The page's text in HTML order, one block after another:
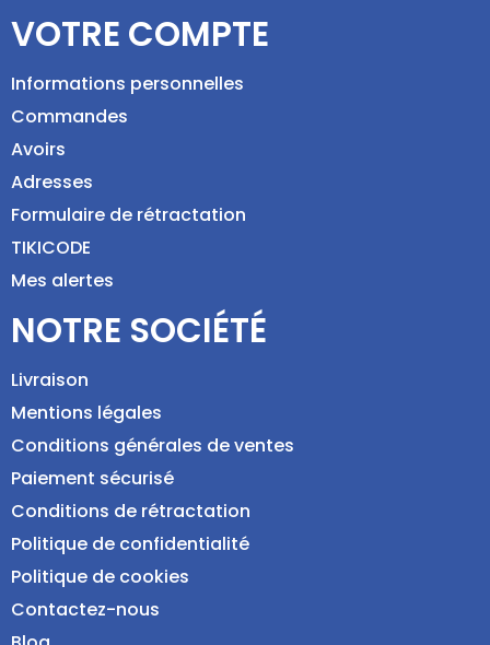
VOTRE COMPTE
Informations personnelles
Commandes
Avoirs
Adresses
Formulaire de rétractation
TIKICODE
Mes alertes
NOTRE SOCIÉTÉ
Livraison
Mentions légales
Conditions générales de ventes
Paiement sécurisé
Conditions de rétractation
Politique de confidentialité
Politique de cookies
Contactez-nous